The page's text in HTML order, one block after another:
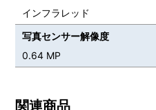
インフラレッド
写真センサー解像度
0.64 MP
関連商品